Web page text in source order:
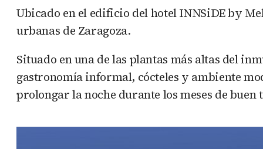
Ubicado en el edificio del hotel INNSiDE by
urbanas de Zaragoza.
Situado en una de las plantas más altas del
gastronomía informal, cócteles y ambiente
prolongar la noche durante los meses de